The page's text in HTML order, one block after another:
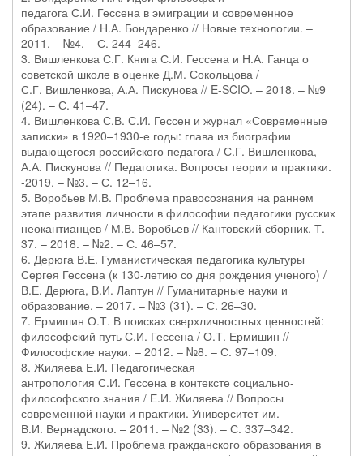
педагога С.И. Гессена в эмиграции и современное
образование / Н.А. Бондаренко // Новые технологии. –
2011. – №4. – С. 244–246.
3. Вишленкова С.Г. Книга С.И. Гессена и Н.А. Ганца о
советской школе в оценке Д.М. Сокольцова /
С.Г. Вишленкова, А.А. Пискунова // E-SCIO. – 2018. – №9
(24). – С. 41–47.
4. Вишленкова С.В. С.И. Гессен и журнал «Современные
записки» в 1920–1930-е годы: глава из биографии
выдающегося российского педагога / С.Г. Вишленкова,
А.А. Пискунова // Педагогика. Вопросы теории и практики.
-2019. – №3. – С. 12–16.
5. Воробьев М.В. Проблема правосознания на раннем
этапе развития личности в философии педагогики русских
неокантианцев / М.В. Воробьев // Кантовский сборник. Т.
37. – 2018. – №2. – С. 46–57.
6. Дерюга В.Е. Гуманистическая педагогика культуры
Сергея Гессена (к 130-летию со дня рождения ученого) /
В.Е. Дерюга, В.И. Лаптун // Гуманитарные науки и
образование. – 2017. – №3 (31). – С. 26–30.
7. Ермишин О.Т. В поисках сверхличностных ценностей:
философский путь С.И. Гессена / О.Т. Ермишин //
Философские науки. – 2012. – №8. – С. 97–109.
8. Жиляева Е.И. Педагогическая
антропология С.И. Гессена в контексте социально-
философского знания / Е.И. Жиляева // Вопросы
современной науки и практики. Университет им.
В.И. Вернадского. – 2011. – №2 (33). – С. 337–342.
9. Жиляева Е.И. Проблема гражданского образования в